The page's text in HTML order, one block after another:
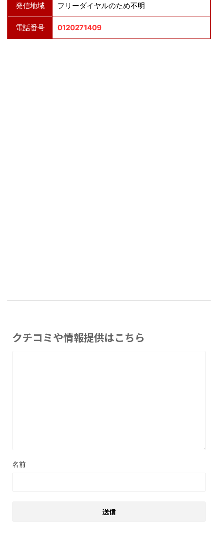
発信地域 フリーダイヤルのため不明
電話番号 0120271409
クチコミや情報提供はこちら
名前